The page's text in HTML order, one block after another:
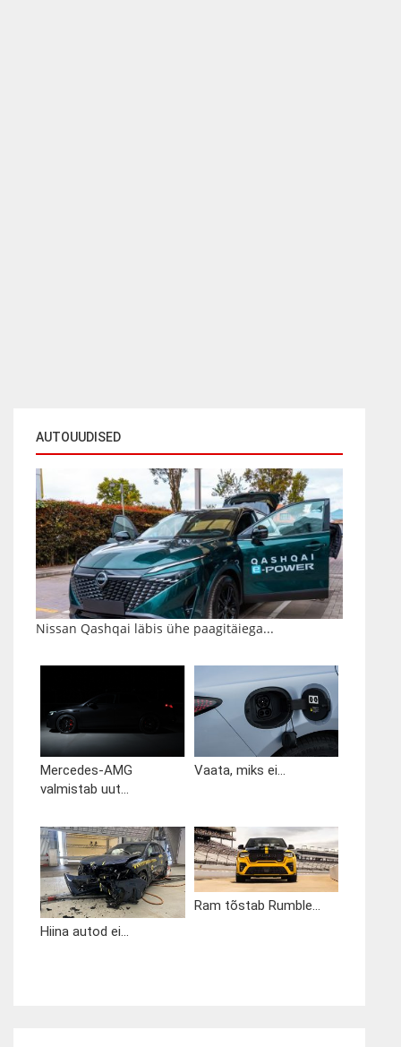
AUTOUUDISED
Nissan Qashqai läbis ühe paagitäiega...
Mercedes-AMG
valmistab uut...
Vaata, miks ei...
Hiina autod ei...
Ram tõstab Rumble...